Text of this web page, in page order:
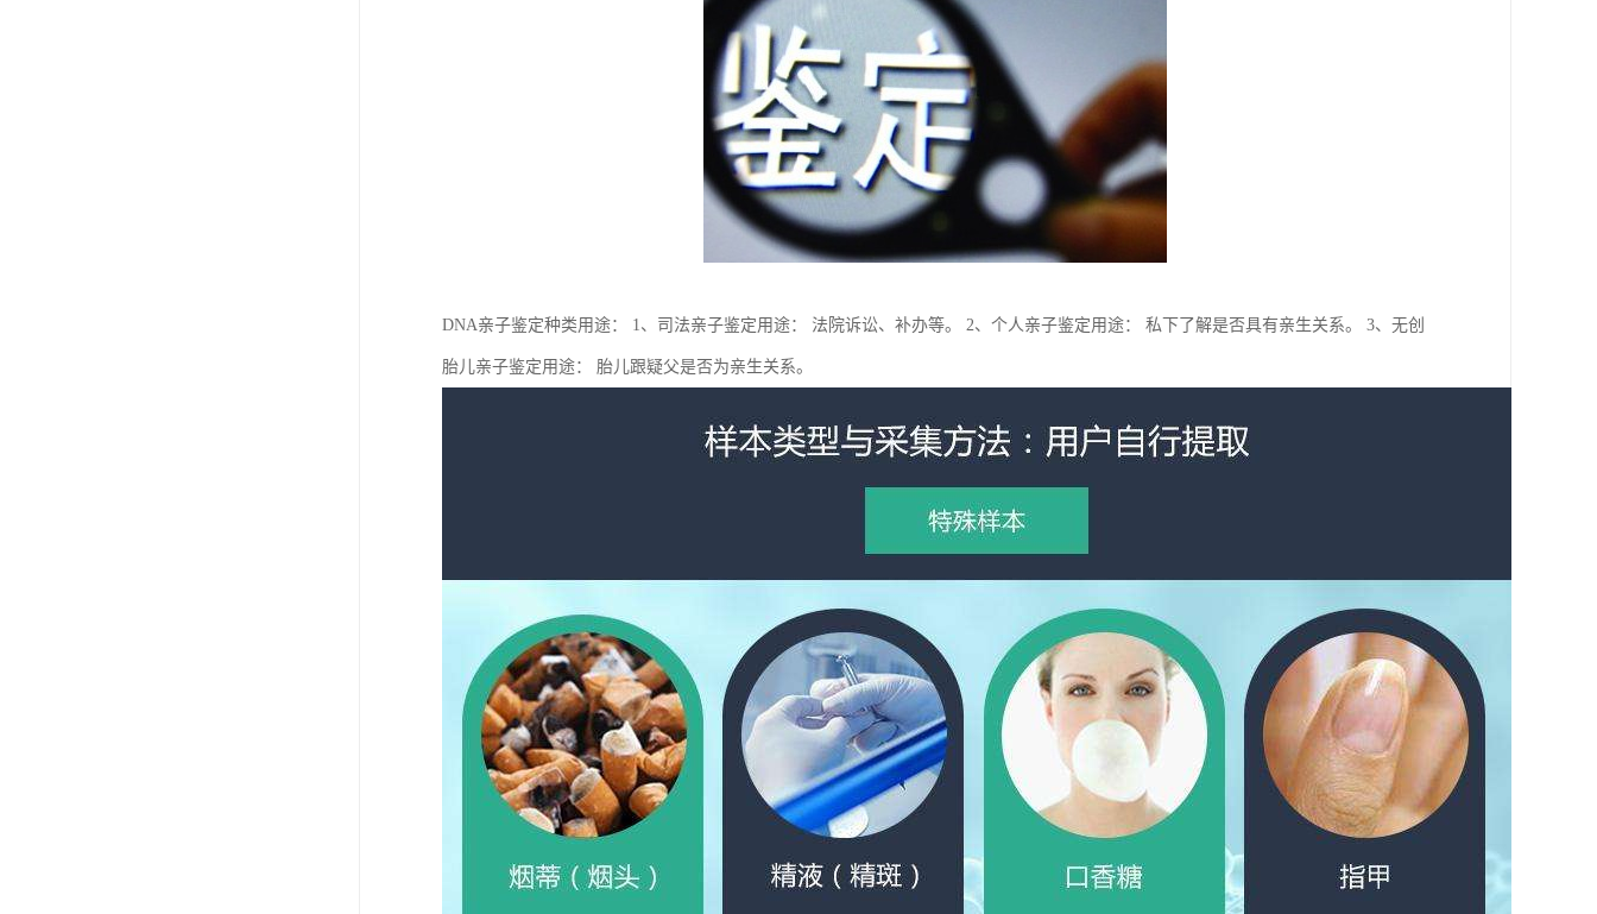
DNA亲子鉴定种类用途： 1、司法亲子鉴定用途： 法院诉讼、补办等。 2、个人亲子鉴定用途： 私下了解是否具有亲生关系。 3、无创
胎儿亲子鉴定用途： 胎儿跟疑父是否为亲生关系。